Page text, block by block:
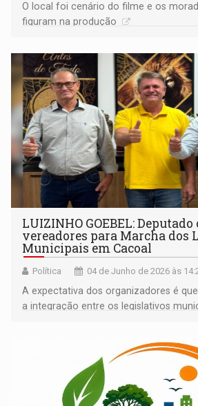
O local foi cenário do filme e os
figuram na produção
LUIZINHO GOEBEL:
vereadores para Marcha dos
Municipais em Cacoal
Política 04 de Junho de 2026 às
A expectativa dos organizadores é
a integração entre os legislativos